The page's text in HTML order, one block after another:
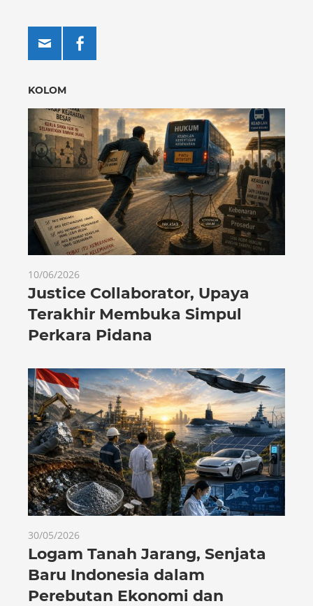
KOLOM
10/06/2026
Justice Collaborator, Upaya
Terakhir Membuka Simpul
Perkara Pidana
30/05/2026
Logam Tanah Jarang, Senjata
Baru Indonesia dalam
Perebutan Ekonomi dan